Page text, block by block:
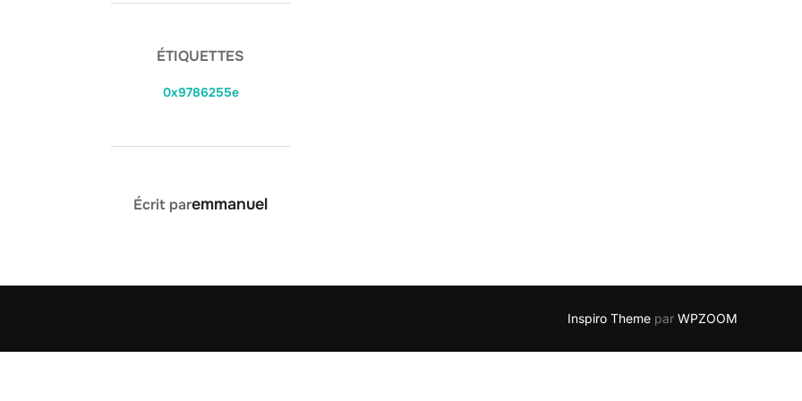
ÉTIQUETTES
0x9786255e
AUTEUR DE LA PUBLICATION
Écrit paremmanuel
Inspiro Theme par WPZOOM